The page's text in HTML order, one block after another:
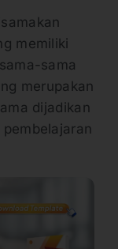
memiliki
sama
merupakan
dijadikan